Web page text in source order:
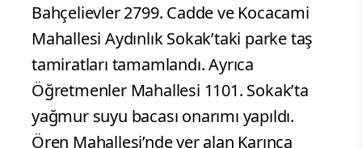
Bahçelievler 2799. Cadde ve Kocacami
Mahallesi Aydınlık Sokak’taki parke taş
tamiratları tamamlandı. Ayrıca
Öğretmenler Mahallesi 1101. Sokak’ta
yağmur suyu bacası onarımı yapıldı.
Ören Mahallesi’nde yer alan Karınca